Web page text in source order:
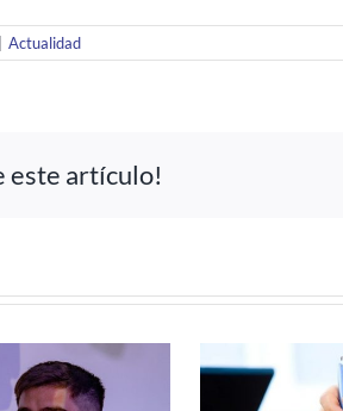
Actualidad
este artículo!